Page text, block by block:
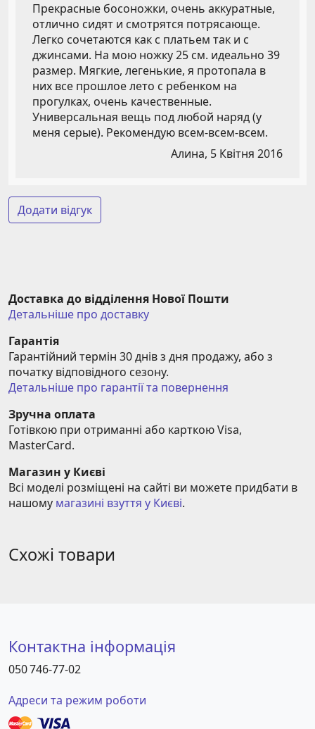
Прекрасные босоножки, очень аккуратные,
отлично сидят и смотрятся потрясающе.
Легко сочетаются как с платьем так и с
джинсами. На мою ножку 25 см. идеально 39
размер. Мягкие, легенькие, я протопала в
них все прошлое лето с ребенком на
прогулках, очень качественные.
Универсальная вещь под любой наряд (у
меня серые). Рекомендую всем-всем-всем.
Алина, 5 Квітня 2016
Додати відгук
Доставка до відділення Нової Пошти
Детальніше про доставку
Гарантія
Гарантійний термін 30 днів з дня продажу, або з
початку відповідного сезону.
Детальніше про гарантії та повернення
Зручна оплата
Готівкою при отриманні або карткою Visa,
MasterCard.
Магазин у Києві
Всі моделі розміщені на сайті ви можете придбати в
нашому магазині взуття у Києві.
Схожі товари
Контактна інформація
050 746-77-02
Адреси та режим роботи